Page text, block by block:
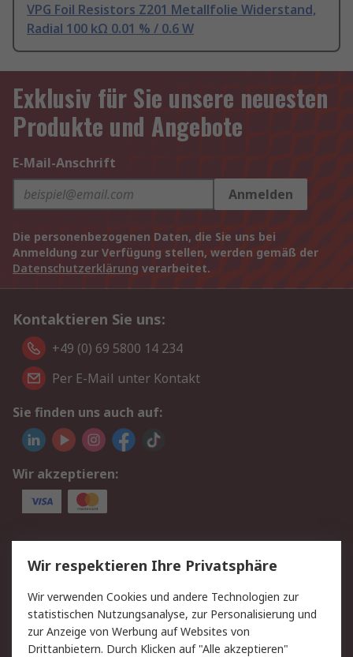
VPG Foil Resistors Z201 Metallfolie Widerstand,
Radial 100 kΩ 0.01 % / 0.6 W
Exklusiv für Sie unsere neuesten
Produkte und Angebote
E-Mail-Anschrift
Anmelden
Die personenbezogenen Daten, die Sie uns bei
Anmeldung zur Verfügung stellen, werden gemäß der
Datenschutzerklärung verarbeitet.
Kontaktieren Sie uns:
+49 (0) 69 5800 14 234
Per E-Mail unter Kontakt
Sie finden uns auch auf:
Wir akzeptieren:
Service
Value Added Services
Lieferlösungen
Rücksendungen
Kontakt
Hilfe
Privatkunden
Wir respektieren Ihre Privatsphäre
Wir verwenden Cookies und andere Technologien zur
statistischen Nutzungsanalyse, zur Personalisierung und
zur Anzeige von Werbung auf Websites von
Drittanbietern. Durch Klicken auf "Alle akzeptieren"